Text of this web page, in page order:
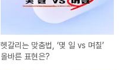
헷갈리는 맞춤법, ‘몇 일 vs 며칠’
올바른 표현은?